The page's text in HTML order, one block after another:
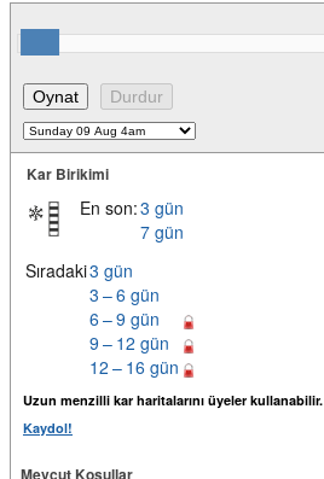
Kar Birikimi
En son:3 gün
7 gün
Sıradaki3 gün
3 – 6 gün
6 – 9 gün
9 – 12 gün
12 – 16 gün
Uzun menzilli kar haritalarını üyeler kullanabilir.
Kaydol!